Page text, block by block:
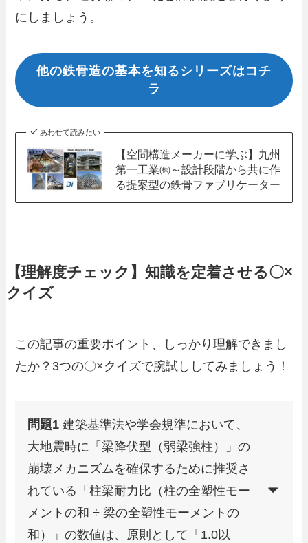
にしましょう。
他の鉄骨造の基本を知るシリーズはコチ
ラ
あわせて読みたい
【空間構造メーカーに学ぶ】九州
第一工業㈱～設計段階から共に作
る提案型の鉄骨ファブリケーター
【理解度チェック】知識を定着させる〇×
クイズ
この記事の重要ポイント、しっかり理解できまし
たか？3つの〇×クイズで腕試ししてみましょう！
問題1 建築基準法や学会規準において、
大地震時に「梁降伏型（弱梁強柱）」の
崩壊メカニズムを確保するために推奨さ
れている「柱梁耐力比（柱の全塑性モー
メントの和 ÷ 梁の全塑性モーメントの
和）」の数値は、原則として「1.0以